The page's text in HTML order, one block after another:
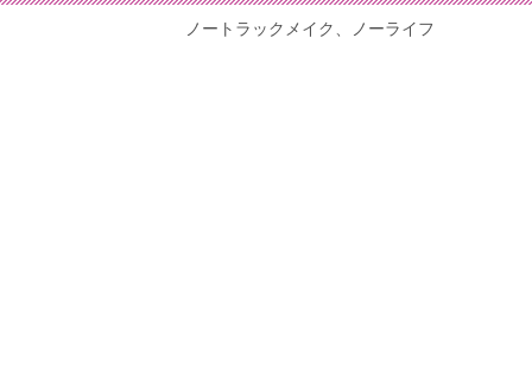
ノートラックメイク、ノーライフ